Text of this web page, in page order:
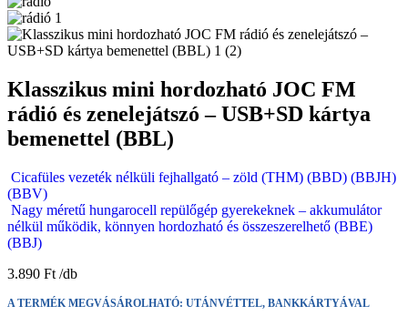
Klasszikus mini hordozható JOC FM
rádió és zenelejátszó – USB+SD kártya
bemenettel (BBL)
Cicafüles vezeték nélküli fejhallgató – zöld (THM) (BBD) (BBJH)
(BBV)
Nagy méretű hungarocell repülőgép gyerekeknek – akkumulátor
nélkül működik, könnyen hordozható és összeszerelhető (BBE)
(BBJ)
3.890 Ft
A TERMÉK MEGVÁSÁROLHATÓ: UTÁNVÉTTEL, BANKKÁRTYÁVAL